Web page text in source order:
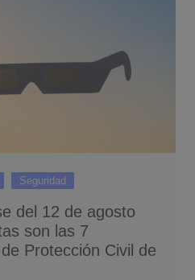
Seguridad
del 12 de agosto
son las 7
Protección Civil de